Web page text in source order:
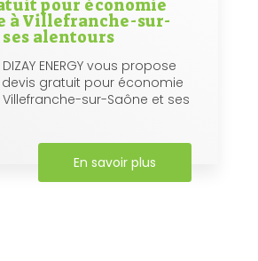
pour économie
à Villefranche-sur-
ses alentours
ENERGY vous propose
devis gratuit pour économie
Villefranche-sur-Saône et ses
En savoir plus